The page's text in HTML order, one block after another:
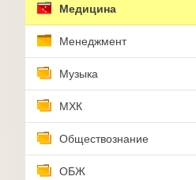
Медицина
Менеджмент
Музыка
МХК
Обществознание
ОБЖ